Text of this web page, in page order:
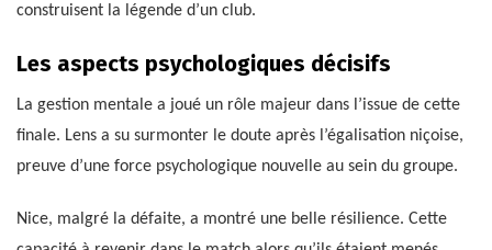
construisent la légende d’un club.
Les aspects psychologiques décisifs
La gestion mentale a joué un rôle majeur dans l’issue de cette
finale. Lens a su surmonter le doute après l’égalisation niçoise,
preuve d’une force psychologique nouvelle au sein du groupe.
Nice, malgré la défaite, a montré une belle résilience. Cette